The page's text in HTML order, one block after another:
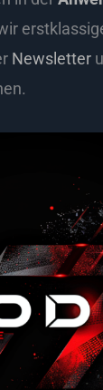
Newsletter